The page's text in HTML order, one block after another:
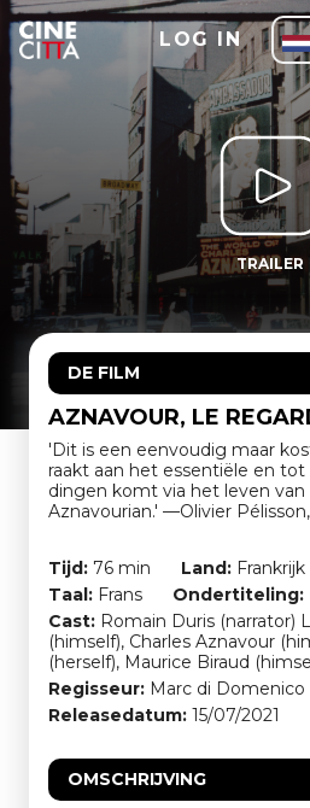
LOG IN
TRAILER
DE FILM
AZNAVOUR, LE
'Dit is een eenvoudig maar
raakt aan het essentiële en tot
dingen komt via het leven van
Aznavourian.' —Olivier
Tijd: 76 min Land: Frankrijk
Taal: Frans Ondertiteling:
Cast: Romain Duris (narrator)
(himself), Charles Aznavour
(herself), Maurice Biraud
Regisseur: Marc di Domenico
Releasedatum: 15/07/2021
OMSCHRIJVING